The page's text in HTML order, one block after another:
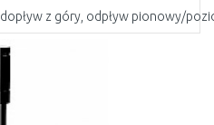
,dopływ z góry, odpływ pionowy/